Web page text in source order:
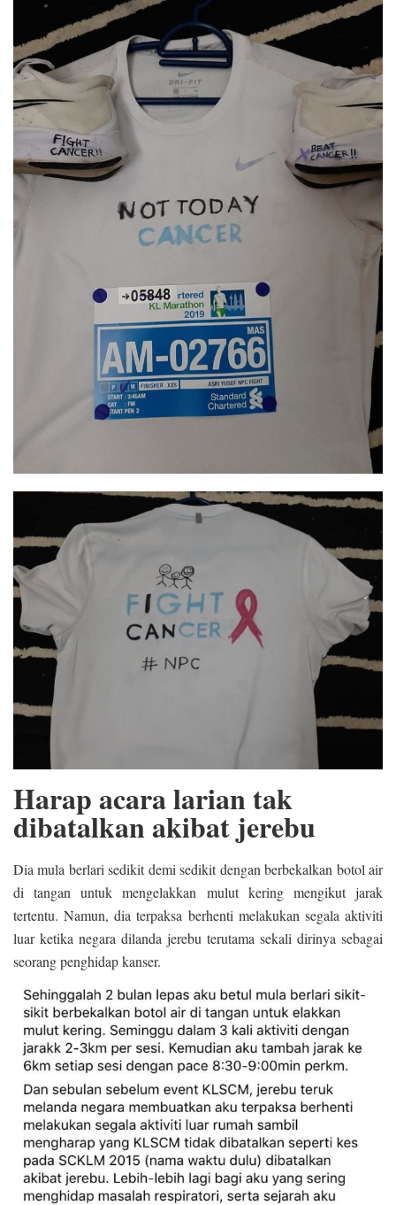
Harap acara larian tak
dibatalkan akibat jerebu
Dia mula berlari sedikit demi sedikit dengan berbekalkan botol air
di tangan untuk mengelakkan mulut kering mengikut jarak
tertentu. Namun, dia terpaksa berhenti melakukan segala aktiviti
luar ketika negara dilanda jerebu terutama sekali dirinya sebagai
seorang penghidap kanser.